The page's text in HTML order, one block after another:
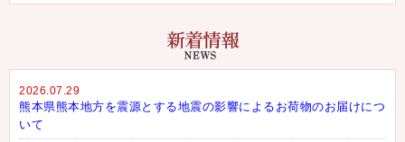
2026.07.29
熊本県熊本地方を震源とする地震の影響によるお荷物のお届けにつ
いて